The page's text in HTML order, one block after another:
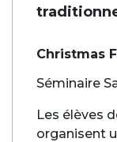
Christmas
Séminaire
Les élèves
organisent